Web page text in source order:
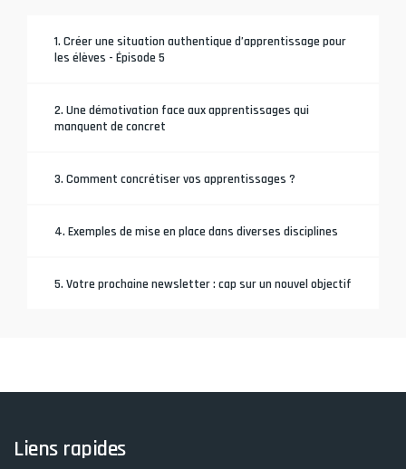
1. Créer une situation authentique d’apprentissage pour
les élèves - Épisode 5
2. Une démotivation face aux apprentissages qui
manquent de concret
3. Comment concrétiser vos apprentissages ?
4. Exemples de mise en place dans diverses disciplines
5. Votre prochaine newsletter : cap sur un nouvel objectif
Liens rapides